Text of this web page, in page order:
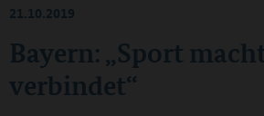
Bayern: „Sport
verbindet“
21.10.2019